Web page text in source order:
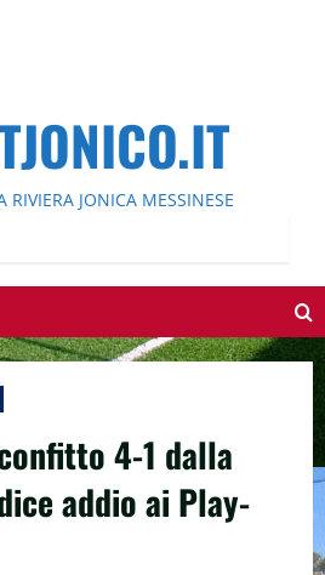
RIVIERA JONICA MESSINESE
4-1 dalla
addio ai Play-